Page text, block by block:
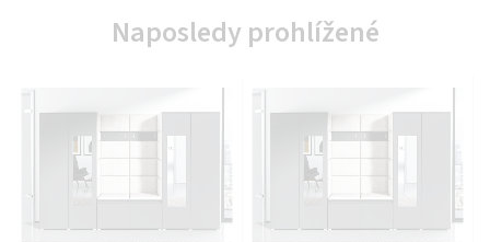
Naposledy prohlížené